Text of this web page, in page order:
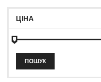
ЦІНА
ПОШУК